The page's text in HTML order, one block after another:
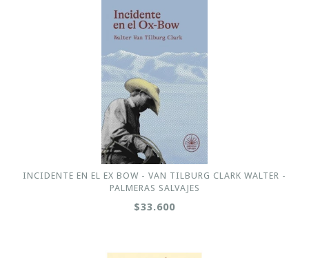
INCIDENTE EN EL EX BOW - VAN TILBURG CLARK WALTER -
PALMERAS SALVAJES
$33.600